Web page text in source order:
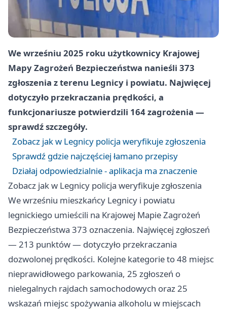
We wrześniu 2025 roku użytkownicy Krajowej
Mapy Zagrożeń Bezpieczeństwa nanieśli 373
zgłoszenia z terenu Legnicy i powiatu. Najwięcej
dotyczyło przekraczania prędkości, a
funkcjonariusze potwierdzili 164 zagrożenia —
sprawdź szczegóły.
Zobacz jak w Legnicy policja weryfikuje zgłoszenia
Sprawdź gdzie najczęściej łamano przepisy
Działaj odpowiedzialnie - aplikacja ma znaczenie
Zobacz jak w Legnicy policja weryfikuje zgłoszenia
We wrześniu mieszkańcy Legnicy i powiatu
legnickiego umieścili na Krajowej Mapie Zagrożeń
Bezpieczeństwa 373 oznaczenia. Najwięcej zgłoszeń
— 213 punktów — dotyczyło przekraczania
dozwolonej prędkości. Kolejne kategorie to 48 miejsc
nieprawidłowego parkowania, 25 zgłoszeń o
nielegalnych rajdach samochodowych oraz 25
wskazań miejsc spożywania alkoholu w miejscach